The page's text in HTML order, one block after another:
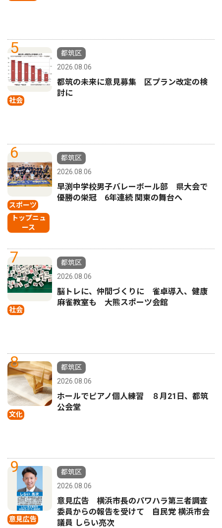
5
社会
都筑区
2026.08.06
都筑の未来に意見募集 区プラン改定の検
討に
6
スポーツ
トップニュ
ース
都筑区
2026.08.06
早渕中学校男子バレーボール部 県大会で
優勝の栄冠 6年連続 関東の舞台へ
7
社会
都筑区
2026.08.06
脳トレに、仲間づくりに 雀卓導入、健康
麻雀教室も 大熊スポーツ会館
8
文化
都筑区
2026.08.06
ホールでピアノ個人練習 ８月21日、都筑
公会堂
9
意見広告
都筑区
2026.08.06
意見広告 横浜市長のパワハラ第三者調査
委員からの報告を受けて 自民党 横浜市会
議員 しらい亮次